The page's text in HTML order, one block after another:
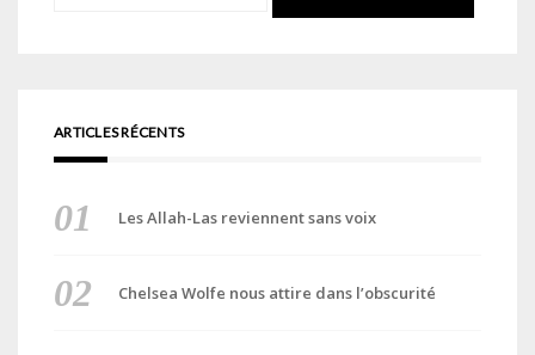
ARTICLES RÉCENTS
Les Allah-Las reviennent sans voix
Chelsea Wolfe nous attire dans l’obscurité